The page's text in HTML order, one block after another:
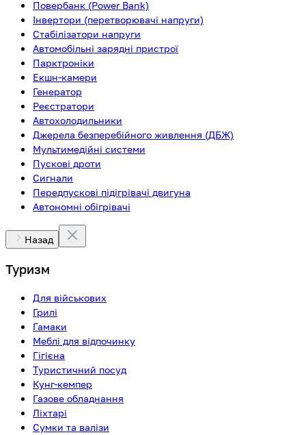
Повербанк (Power Bank)
Інвертори (перетворювачі напруги)
Стабілізатори напруги
Автомобільні зарядні пристрої
Парктроніки
Екшн-камери
Генератор
Реєстратори
Автохолодильники
Джерела безперебійного живлення (ДБЖ)
Мультимедійні системи
Пускові дроти
Сигнали
Передпускові підігрівачі двигуна
Автономні обігрівачі
Назад
Туризм
Для військових
Грилі
Гамаки
Меблі для відпочинку
Гігієна
Туристичний посуд
Кунг-кемпер
Газове обладнання
Ліхтарі
Сумки та валізи